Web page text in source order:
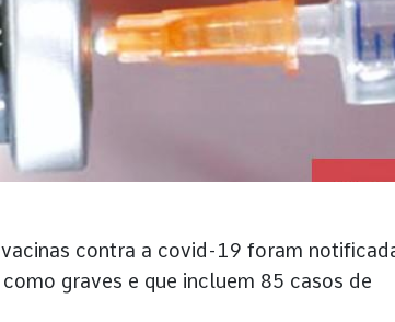
contra a covid-19 foram
graves e que incluem 85 casos de